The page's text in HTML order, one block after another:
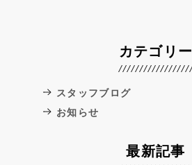
カテゴリー
スタッフブログ
お知らせ
最新記事